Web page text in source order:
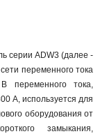
серии ADW3 (далее -
переменного тока
переменного тока,
А, используется для
оборудования от
замыкания,